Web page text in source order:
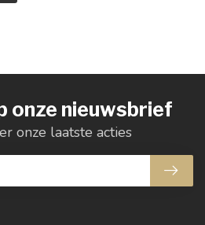
onze nieuwsbrief
onze laatste acties